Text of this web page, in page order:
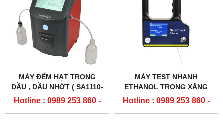
MÁY ĐẾM HẠT TRONG
DẦU , DẦU NHỚT ( SA1110-
0U AVCOUNTHV PARTICLE
Hotline : 0989 253 860 -
0904 84 02 08
MÁY TEST NHANH
ETHANOL TRONG XĂNG
E10( SETACHECK
Hotline : 0989 253 860 -
0904 84 02 08